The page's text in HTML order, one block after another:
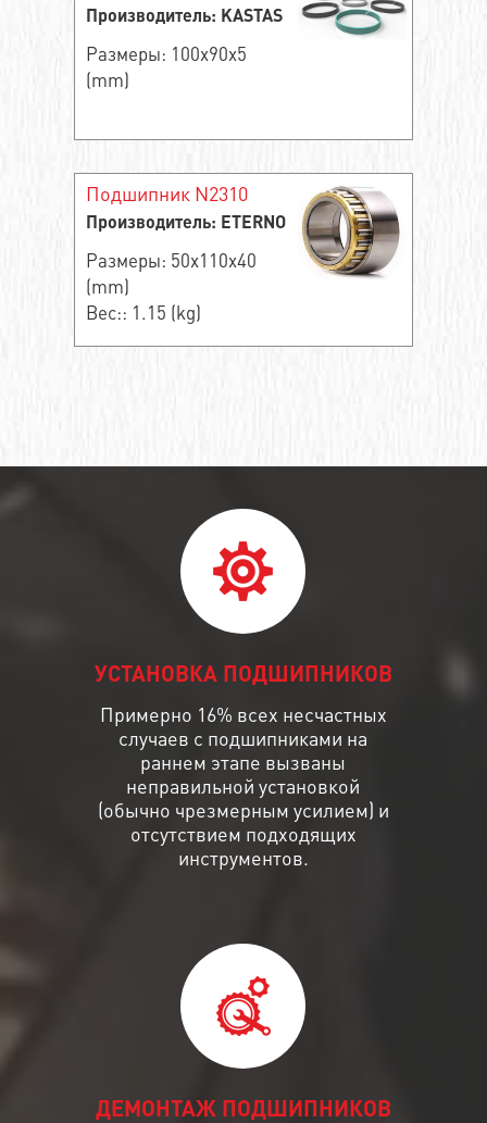
Производитель: KASTAS
Размеры: 100x90x5
(mm)
Подшипник N2310
Производитель: ETERNO
Размеры: 50x110x40
(mm)
Вес:: 1.15 (kg)
УСТАНОВКА ПОДШИПНИКОВ
Примерно 16% всех несчастных
случаев с подшипниками на
раннем этапе вызваны
неправильной установкой
(обычно чрезмерным усилием) и
отсутствием подходящих
инструментов.
ДЕМОНТАЖ ПОДШИПНИКОВ